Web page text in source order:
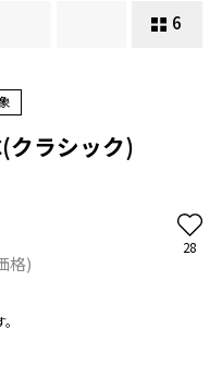
6
クラシック)
格)
28